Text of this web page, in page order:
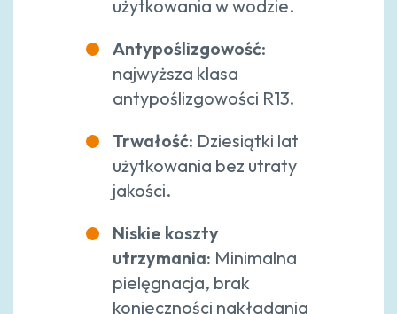
użytkowania w wodzie.
Antypoślizgowość:
najwyższa klasa
antypoślizgowości R13.
Trwałość: Dziesiątki lat
użytkowania bez utraty
jakości.
Niskie koszty
utrzymania: Minimalna
pielęgnacja, brak
konieczności nakładania